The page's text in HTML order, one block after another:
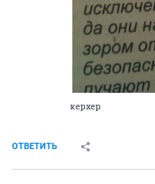
керхер
ОТВЕТИТЬ